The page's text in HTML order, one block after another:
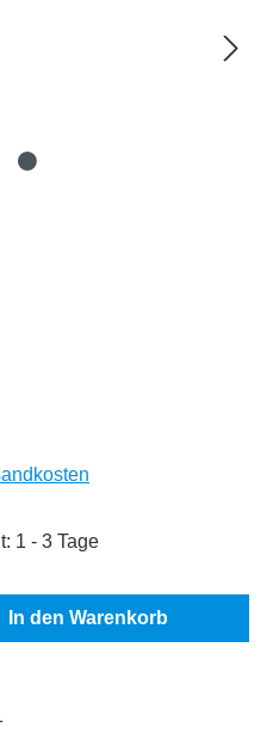
1 - 3 Tage
den gewünschten
In den Warenkorb